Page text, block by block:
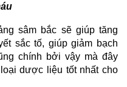
sâm bắc sẽ giúp tăng
sắc tố, giúp giảm bạch
chính bởi vậy mà đây
dược liệu tốt nhất cho